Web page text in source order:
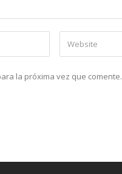
la próxima vez que comente.